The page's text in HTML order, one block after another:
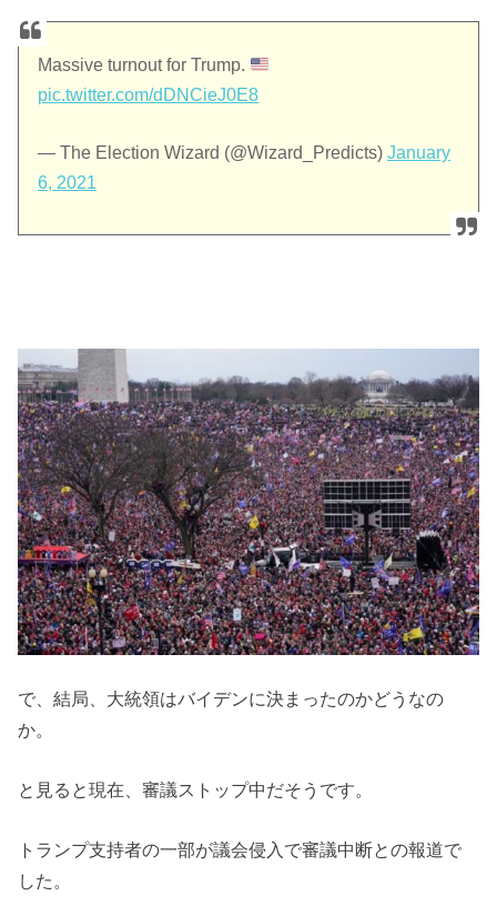
Massive turnout for Trump.
pic.twitter.com/dDNCieJ0E8
— The Election Wizard (@Wizard_Predicts)January
6, 2021
で、結局、大統領はバイデンに決まったのかどうなの
か。
と見ると現在、審議ストップ中だそうです。
トランプ支持者の一部が議会侵入で審議中断との報道で
した。